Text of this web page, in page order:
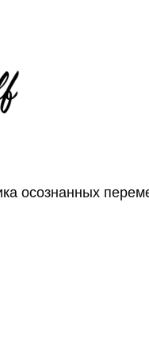
осознанных